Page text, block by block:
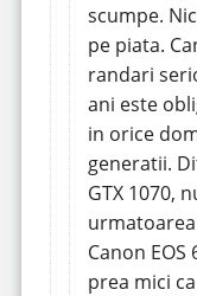
scumpe.
pe piata.
randari
ani este
in orice
generatii.
GTX 1070,
Canon EOS
prea mici